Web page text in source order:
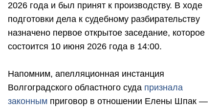
2026 года и был принят к производству. В ходе
подготовки дела к судебному разбирательству
назначено первое открытое заседание, которое
состоится 10 июня 2026 года в 14:00.
Напомним, апелляционная инстанция
Волгоградского областного суда признала
законным приговор в отношении Елены Шпак —